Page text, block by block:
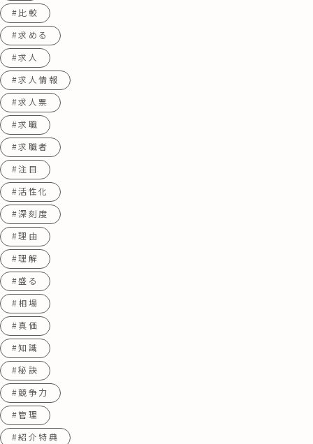
#比較
#求める
#求人
#求人情報
#求人票
#求職
#求職者
#注目
#活性化
#深刻度
#理由
#理解
#盛る
#相場
#真価
#知識
#秘訣
#競争力
#管理
#紹介特典